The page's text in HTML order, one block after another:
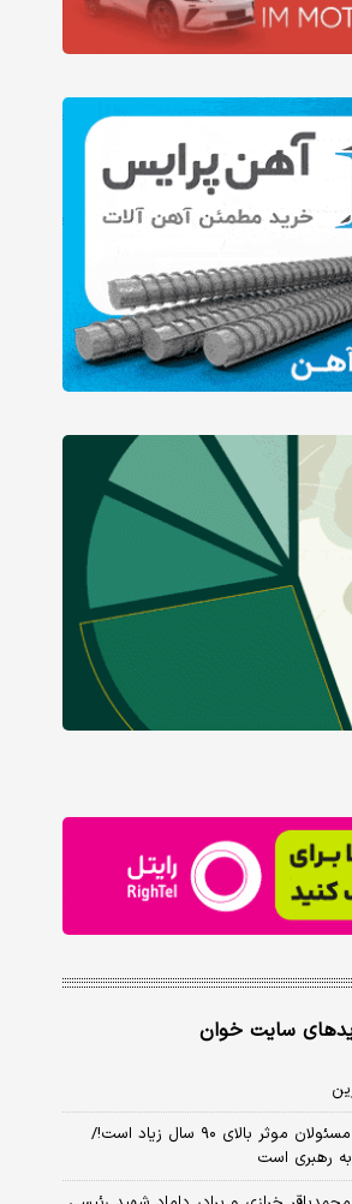
سایت خوان
روحانی اصلاح طلب: ‌لیست مسئولان موثر بالای ۹۰ سال زیاد است!/
رهبری است